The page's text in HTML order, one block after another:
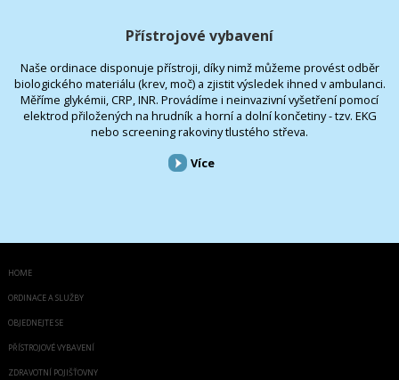
Přístrojové vybavení
Naše ordinace disponuje přístroji, díky nimž můžeme provést odběr
biologického materiálu (krev, moč) a zjistit výsledek ihned v ambulanci.
Měříme glykémii, CRP, INR. Provádíme i neinvazivní vyšetření pomocí
elektrod přiložených na hrudník a horní a dolní končetiny - tzv. EKG
nebo screening rakoviny tlustého střeva.
Více
HOME
ORDINACE A SLUŽBY
OBJEDNEJTE SE
PŘÍSTROJOVÉ VYBAVENÍ
ZDRAVOTNÍ POJIŠŤOVNY